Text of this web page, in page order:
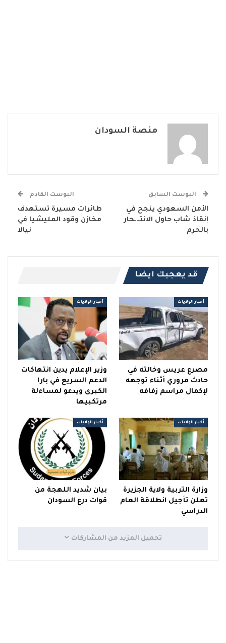
منصة السودان
البوست السابق
الأمن السعودي ينجح في
إنقاذ شاب حاول الانتـ.ـحار
بالحرم
البوست القادم
طائرات مسيرة تستهدف
مخازن وقود المليشيا في
نيالا
قد يعجبك ايضا
أخبار الولايات
مصرع عريس وخالته في
حادث مروري أثناء توجهه
لإكمال مراسم زفافه
أخبار الولايات
وزير الإعلام يدين انتهاكات
الدعم السريع في بارا
الكبرى ويدعو لمساءلة
مرتكبيها
أخبار الولايات
وزارة التربية ولاية الجزيرة
تعلن تأجيل انطلاقة العام
الدراسي
أخبار الولايات
بيان شديد اللهجة من
قوات درع السودان
تحميل المزيد من المشاركات